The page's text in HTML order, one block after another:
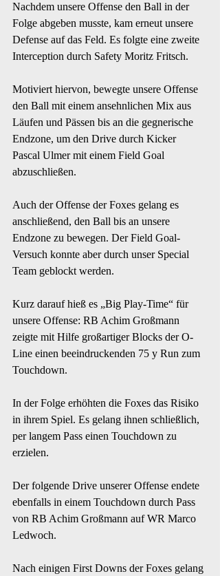
Nachdem unsere Offense den Ball in der
Folge abgeben musste, kam erneut unsere
Defense auf das Feld. Es folgte eine zweite
Interception durch Safety Moritz Fritsch.
Motiviert hiervon, bewegte unsere Offense
den Ball mit einem ansehnlichen Mix aus
Läufen und Pässen bis an die gegnerische
Endzone, um den Drive durch Kicker
Pascal Ulmer mit einem Field Goal
abzuschließen.
Auch der Offense der Foxes gelang es
anschließend, den Ball bis an unsere
Endzone zu bewegen. Der Field Goal-
Versuch konnte aber durch unser Special
Team geblockt werden.
Kurz darauf hieß es „Big Play-Time“ für
unsere Offense: RB Achim Großmann
zeigte mit Hilfe großartiger Blocks der O-
Line einen beeindruckenden 75 y Run zum
Touchdown.
In der Folge erhöhten die Foxes das Risiko
in ihrem Spiel. Es gelang ihnen schließlich,
per langem Pass einen Touchdown zu
erzielen.
Der folgende Drive unserer Offense endete
ebenfalls in einem Touchdown durch Pass
von RB Achim Großmann auf WR Marco
Ledwoch.
Nach einigen First Downs der Foxes gelang